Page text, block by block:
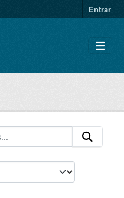
Entrar